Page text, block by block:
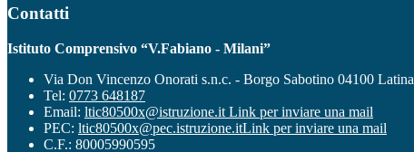
Contatti
Istituto Comprensivo “V.Fabiano - Milani”
Via Don Vincenzo Onorati s.n.c. - Borgo Sabotino 04100 Latina
Tel: 0773 648187
Email: ltic80500x@istruzione.it Link per inviare una mail
PEC: ltic80500x@pec.istruzione.itLink per inviare una mail
C.F.: 80005990595